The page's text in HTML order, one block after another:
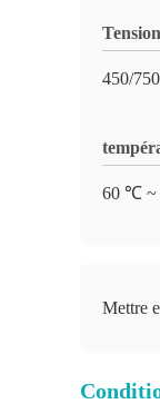
450/
60 ℃
Mettre